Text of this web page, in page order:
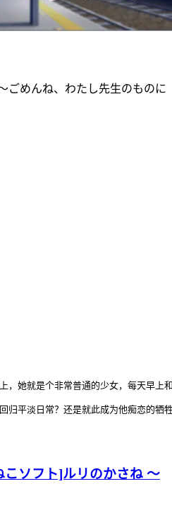
ごめんね、わたし先生のものに
，她就是个非常普通的少女，每天早
归平淡日常？还是就此成为他痴恋的牺
ソフト]ルリのかさね ～